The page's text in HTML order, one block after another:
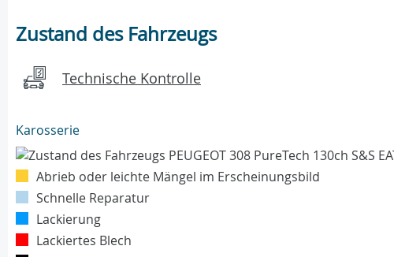
Zustand des Fahrzeugs
Technische Kontrolle
Karosserie
Abrieb oder leichte Mängel im Erscheinungsbild
Schnelle Reparatur
Lackierung
Lackiertes Blech